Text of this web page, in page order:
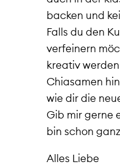
backen und
Falls du den
verfeinern
kreativ
Chiasamen
wie dir die
Gib mir gerne
bin schon
Alles Liebe